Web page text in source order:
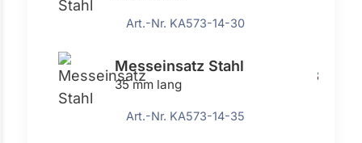
Art.-Nr. KA573-14-30
Messeinsatz Stahl
35 mm lang
8,55 €
Art.-Nr. KA573-14-35